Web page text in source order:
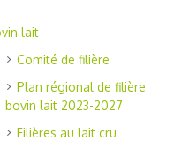
lait
Comité de filière
Plan régional de filière
bovin lait 2023-2027
Filières au lait cru